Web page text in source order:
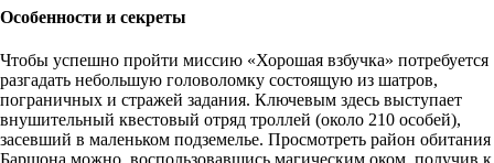
Особенности и секреты
Чтобы успешно пройти миссию «Хорошая взбучка» потребуется
разгадать небольшую головоломку состоящую из шатров,
пограничных и стражей задания. Ключевым здесь выступает
внушительный квестовый отряд троллей (около 210 особей),
засевший в маленьком подземелье. Просмотреть район обитания